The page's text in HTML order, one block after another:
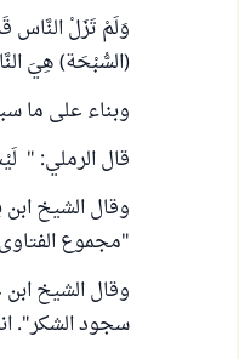
وَلَمْ تَزَلْ النَّاس
(السُّبْحَة) هِيَ
وبناء على ما
قال الرملي: "
وقال الشيخ
"مجموع الفتاوى " (11
وقال الشيخ
سجود الشكر".